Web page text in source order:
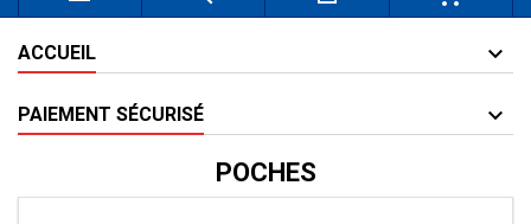
ACCUEIL
PAIEMENT SÉCURISÉ
POCHES